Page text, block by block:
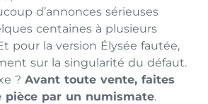
d’annonces sérieuses
centaines à plusieurs
pour la version Élysée fautée,
sur la singularité du défaut.
? Avant toute vente, faites
pièce par un numismate.